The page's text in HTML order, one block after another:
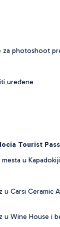
photoshoot
uređene
Tourist
u Kapadokiji
u Carsi Ceramic
u Wine House i